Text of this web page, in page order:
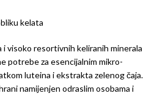
kelata
visoko resortivnih keliranih minerala
potrebe za esencijalnim mikro-
luteina i ekstrakta zelenog čaja.
namijenjen odraslim osobama i